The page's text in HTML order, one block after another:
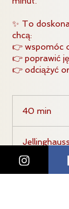
✨ To
chcą:
👉 wspomóc
👉 poprawić
40 min
i